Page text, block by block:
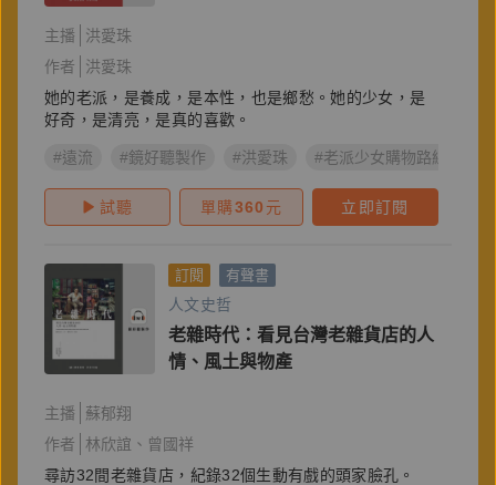
主播
洪愛珠
作者
洪愛珠
她的老派，是養成，是本性，也是鄉愁。她的少女，是
好奇，是清亮，是真的喜歡。
#遠流 #鏡好聽製作 #洪愛珠 #老派少女購物路線
試聽 單購360 元 立即訂閱
訂閱 有聲書
人文史哲
老雜時代：看見台灣老雜貨店的人
情、風土與物產
主播
蘇郁翔
作者
林欣誼
曾國祥
尋訪32間老雜貨店，紀錄32個生動有戲的頭家臉孔。